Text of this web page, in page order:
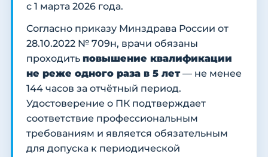
с 1 марта 2026 года.
Согласно приказу Минздрава России от
28.10.2022 № 709н, врачи обязаны
проходить повышение квалификации
не реже одного раза в 5 лет— не менее
144 часов за отчётный период.
Удостоверение о ПК подтверждает
соответствие профессиональным
требованиям и является обязательным
для допуска к периодической